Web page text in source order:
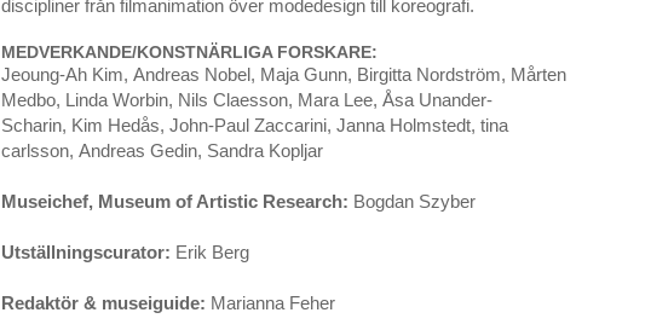
discipliner från filmanimation över modedesign till koreografi.
MEDVERKANDE/KONSTNÄRLIGA FORSKARE:
Jeoung-Ah Kim, Andreas Nobel, Maja Gunn, Birgitta Nordström, Mårten
Medbo, Linda Worbin, Nils Claesson, Mara Lee, Åsa Unander-
Scharin, Kim Hedås, John-Paul Zaccarini, Janna Holmstedt, tina
carlsson, Andreas Gedin, Sandra Kopljar
Museichef, Museum of Artistic Research: Bogdan Szyber
Utställningscurator: Erik Berg
Redaktör & museiguide: Marianna Feher